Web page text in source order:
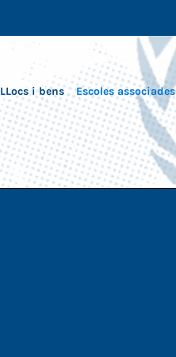
LLocs i bens Escoles associades